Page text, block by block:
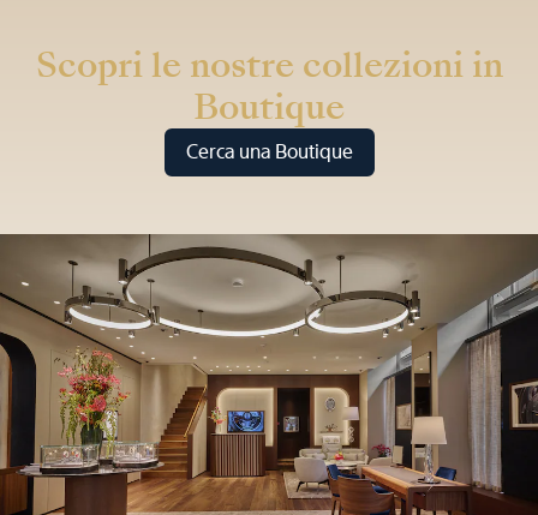
Scopri le nostre collezioni in
Boutique
Cerca una Boutique